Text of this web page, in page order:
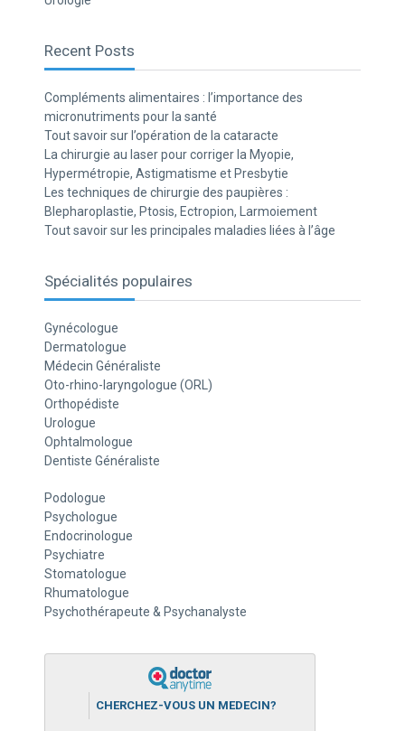
Recent Posts
Compléments alimentaires : l’importance des
micronutriments pour la santé
Tout savoir sur l’opération de la cataracte
La chirurgie au laser pour corriger la Myopie,
Hypermétropie, Astigmatisme et Presbytie
Les techniques de chirurgie des paupières :
Blepharoplastie, Ptosis, Ectropion, Larmoiement
Tout savoir sur les principales maladies liées à l’âge
Spécialités populaires
Gynécologue
Dermatologue
Médecin Généraliste
Oto-rhino-laryngologue (ORL)
Orthopédiste
Urologue
Ophtalmologue
Dentiste Généraliste
Podologue
Psychologue
Endocrinologue
Psychiatre
Stomatologue
Rhumatologue
Psychothérapeute & Psychanalyste
CHERCHEZ-VOUS UN MEDECIN?